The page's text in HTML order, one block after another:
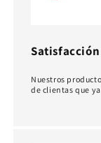
Nuestros
de clientas que